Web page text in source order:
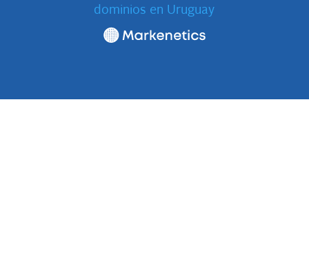
dominios en Uruguay